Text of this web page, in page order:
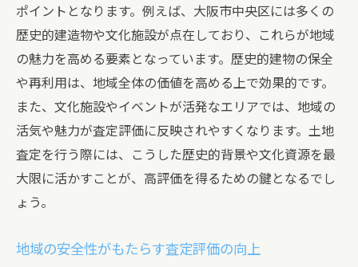
査定で高評価を得るための地域特性の押さ
え方
大阪府大阪市における土地査定の秘訣地域特性
をどう活かすか
地域特性を最大限に活かす査定の秘訣
地域特性を理解するための情報収集方法
ポイントとなります。例えば、大阪市中央区には多くの
歴史的建造物や文化施設が点在しており、これらが地域
の魅力を高める要素となっています。歴史的建物の保全
や再利用は、地域全体の価値を高める上で効果的です。
また、文化施設やイベントが活発なエリアでは、地域の
活気や魅力が査定評価に反映されやすくなります。土地
査定を行う際には、こうした歴史的背景や文化資源を最
大限に活かすことが、高評価を得るための鍵となるでし
ょう。
地域の安全性がもたらす査定評価の向上